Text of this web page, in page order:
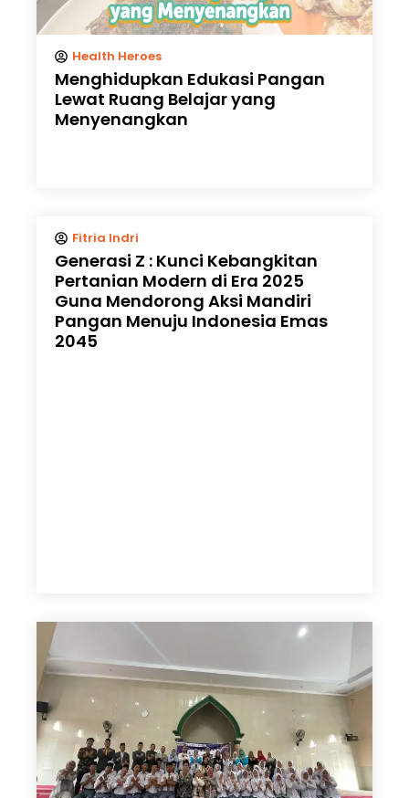
Health Heroes
Menghidupkan Edukasi Pangan
Lewat Ruang Belajar yang
Menyenangkan
Fitria Indri
Generasi Z : Kunci Kebangkitan
Pertanian Modern di Era 2025
Guna Mendorong Aksi Mandiri
Pangan Menuju Indonesia Emas
2045